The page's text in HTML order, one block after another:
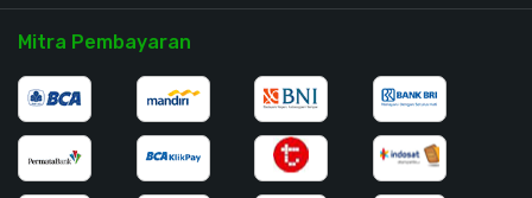
Mitra Pembayaran